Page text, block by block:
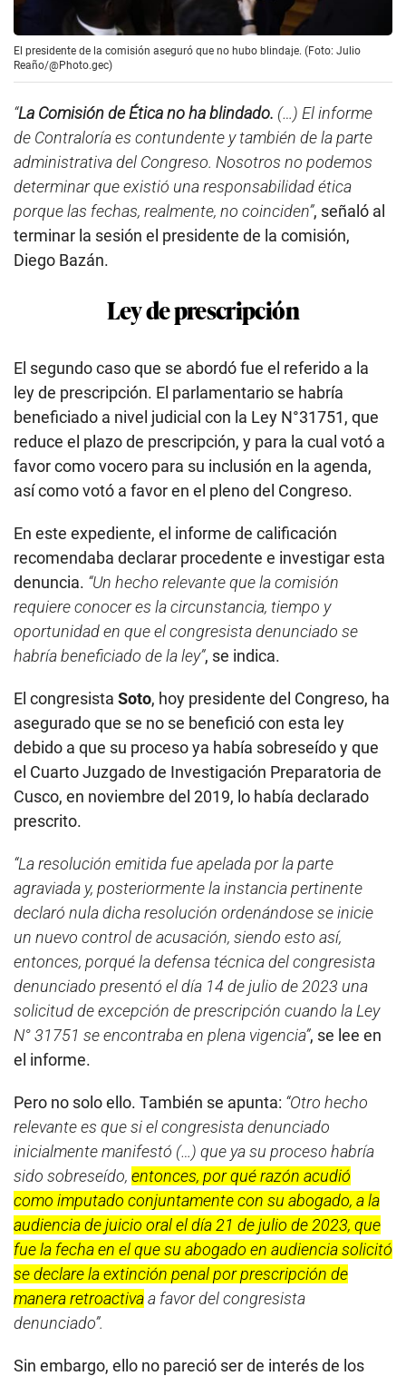
El presidente de la comisión aseguró que no hubo blindaje. (Foto: Julio
Reaño/@Photo.gec)
“La Comisión de Ética no ha blindado. (…) El informe
de Contraloría es contundente y también de la parte
administrativa del Congreso. Nosotros no podemos
determinar que existió una responsabilidad ética
porque las fechas, realmente, no coinciden”, señaló al
terminar la sesión el presidente de la comisión,
Diego Bazán.
Ley de prescripción
El segundo caso que se abordó fue el referido a la
ley de prescripción. El parlamentario se habría
beneficiado a nivel judicial con la Ley N°31751, que
reduce el plazo de prescripción, y para la cual votó a
favor como vocero para su inclusión en la agenda,
así como votó a favor en el pleno del Congreso.
En este expediente, el informe de calificación
recomendaba declarar procedente e investigar esta
denuncia. “Un hecho relevante que la comisión
requiere conocer es la circunstancia, tiempo y
oportunidad en que el congresista denunciado se
habría beneficiado de la ley”, se indica.
El congresista Soto, hoy presidente del Congreso, ha
asegurado que se no se benefició con esta ley
debido a que su proceso ya había sobreseído y que
el Cuarto Juzgado de Investigación Preparatoria de
Cusco, en noviembre del 2019, lo había declarado
prescrito.
“La resolución emitida fue apelada por la parte
agraviada y, posteriormente la instancia pertinente
declaró nula dicha resolución ordenándose se inicie
un nuevo control de acusación, siendo esto así,
entonces, porqué la defensa técnica del congresista
denunciado presentó el día 14 de julio de 2023 una
solicitud de excepción de prescripción cuando la Ley
N° 31751 se encontraba en plena vigencia”, se lee en
el informe.
Pero no solo ello. También se apunta: “Otro hecho
relevante es que si el congresista denunciado
inicialmente manifestó (…) que ya su proceso habría
sido sobreseído, entonces, por qué razón acudió
como imputado conjuntamente con su abogado, a la
audiencia de juicio oral el día 21 de julio de 2023, que
fue la fecha en el que su abogado en audiencia solicitó
se declare la extinción penal por prescripción de
manera retroactivaa favor del congresista
denunciado”.
Sin embargo, ello no pareció ser de interés de los